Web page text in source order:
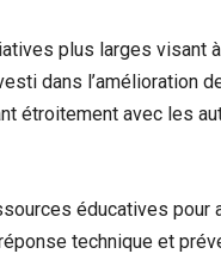
plus larges
dans l’amélioration
étroitement avec les
éducatives
technique et